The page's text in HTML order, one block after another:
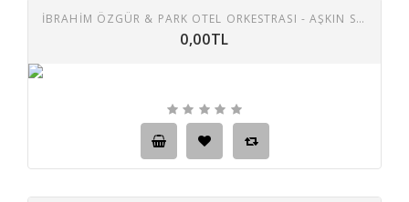
İBRAHİM ÖZGÜR & PARK OTEL ORKESTRASI - AŞKIN SESİ - MAVİ KELEBEK TANGO TAŞ PLAK
0,00TL